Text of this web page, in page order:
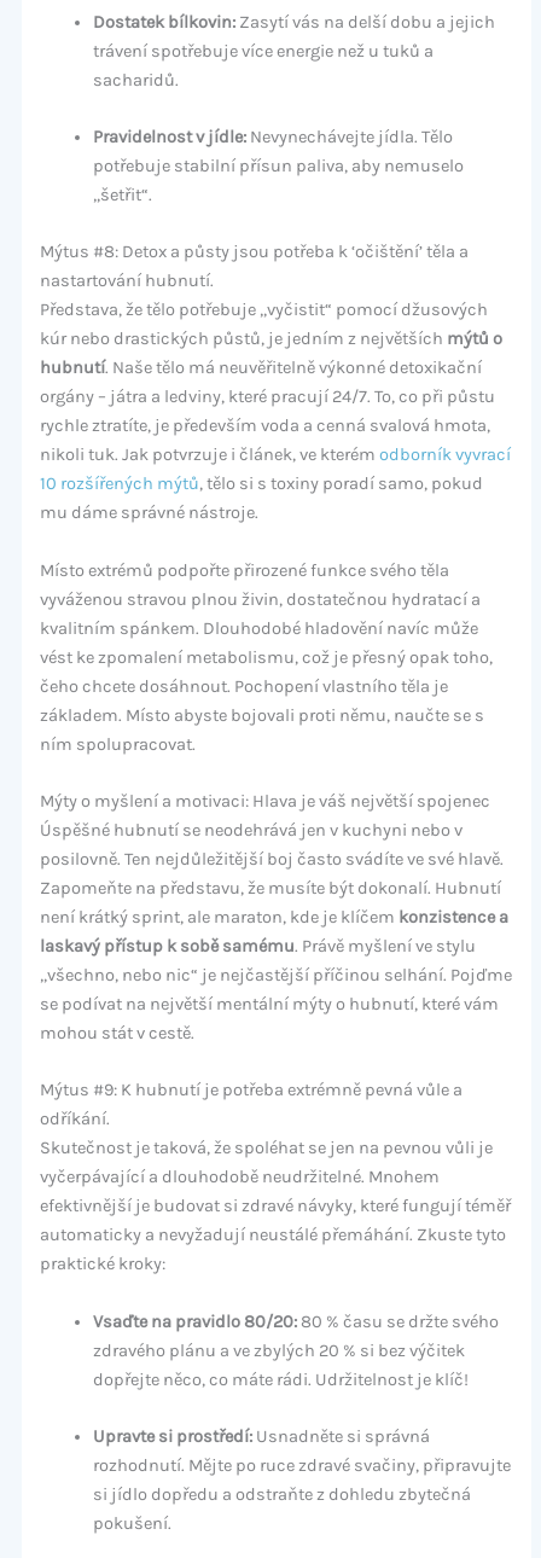
Dostatek bílkovin:Zasytí vás na delší dobu a jejich
trávení spotřebuje více energie než u tuků a
sacharidů.
Pravidelnost v jídle:Nevynechávejte jídla. Tělo
potřebuje stabilní přísun paliva, aby nemuselo
„šetřit“.
Mýtus #8: Detox a půsty jsou potřeba k ‘očištění’ těla a
nastartování hubnutí.
Představa, že tělo potřebuje „vyčistit“ pomocí džusových
kúr nebo drastických půstů, je jedním z největších mýtů o
hubnutí. Naše tělo má neuvěřitelně výkonné detoxikační
orgány – játra a ledviny, které pracují 24/7. To, co při půstu
rychle ztratíte, je především voda a cenná svalová hmota,
nikoli tuk. Jak potvrzuje i článek, ve kterém odborník vyvrací
10 rozšířených mýtů, tělo si s toxiny poradí samo, pokud
mu dáme správné nástroje.
Místo extrémů podpořte přirozené funkce svého těla
vyváženou stravou plnou živin, dostatečnou hydratací a
kvalitním spánkem. Dlouhodobé hladovění navíc může
vést ke zpomalení metabolismu, což je přesný opak toho,
čeho chcete dosáhnout. Pochopení vlastního těla je
základem. Místo abyste bojovali proti němu, naučte se s
ním spolupracovat.
Mýty o myšlení a motivaci: Hlava je váš největší spojenec
Úspěšné hubnutí se neodehrává jen v kuchyni nebo v
posilovně. Ten nejdůležitější boj často svádíte ve své hlavě.
Zapomeňte na představu, že musíte být dokonalí. Hubnutí
není krátký sprint, ale maraton, kde je klíčem konzistence a
laskavý přístup k sobě samému. Právě myšlení ve stylu
„všechno, nebo nic“ je nejčastější příčinou selhání. Pojďme
se podívat na největší mentální mýty o hubnutí, které vám
mohou stát v cestě.
Mýtus #9: K hubnutí je potřeba extrémně pevná vůle a
odříkání.
Skutečnost je taková, že spoléhat se jen na pevnou vůli je
vyčerpávající a dlouhodobě neudržitelné. Mnohem
efektivnější je budovat si zdravé návyky, které fungují téměř
automaticky a nevyžadují neustálé přemáhání. Zkuste tyto
praktické kroky:
Vsaďte na pravidlo 80/20:80 % času se držte svého
zdravého plánu a ve zbylých 20 % si bez výčitek
dopřejte něco, co máte rádi. Udržitelnost je klíč!
Upravte si prostředí:Usnadněte si správná
rozhodnutí. Mějte po ruce zdravé svačiny, připravujte
si jídlo dopředu a odstraňte z dohledu zbytečná
pokušení.